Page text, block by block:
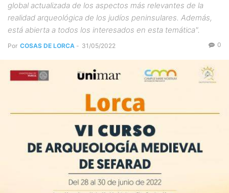
global actualizada de los aspectos más relevantes de la
realidad arqueológica de los judíos peninsulares. Además,
está abierta a todos los interesados en esta temática".
Por COSAS DE LORCA - 31/05/2022 0